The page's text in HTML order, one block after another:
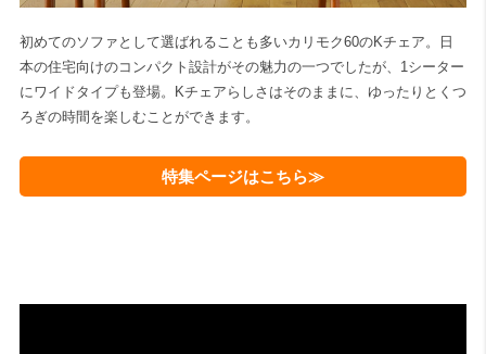
初めてのソファとして選ばれることも多いカリモク60のKチェア。日
本の住宅向けのコンパクト設計がその魅力の一つでしたが、1シーター
にワイドタイプも登場。Kチェアらしさはそのままに、ゆったりとくつ
ろぎの時間を楽しむことができます。
特集ページはこちら≫